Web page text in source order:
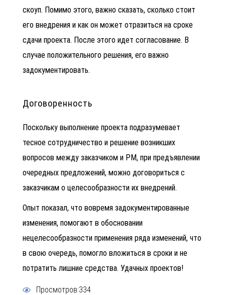
скоуп. Помимо этого, важно сказать, сколько стоит
его внедрения и как он может отразиться на сроке
сдачи проекта. После этого идет согласование. В
случае положительного решения, его важно
задокументировать.
Договоренность
Поскольку выполнение проекта подразумевает
тесное сотрудничество и решение возникших
вопросов между заказчиком и РМ, при предъявлении
очередных предложений, можно договориться с
заказчикам о целесообразности их внедрений.
Опыт показал, что вовремя задокументированные
изменения, помогают в обосновании
нецелесообразности применения ряда изменений, что
в свою очередь, помогло вложиться в сроки и не
потратить лишние средства. Удачных проектов!
Просмотров:334